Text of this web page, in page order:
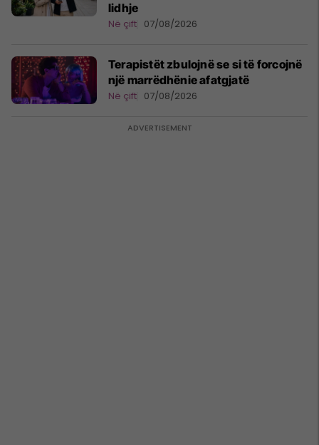
lidhje
Në çift 07/08/2026
Terapistët zbulojnë se si të forcojnë
një marrëdhënie afatgjatë
Në çift 07/08/2026